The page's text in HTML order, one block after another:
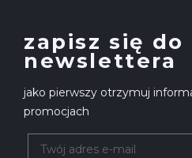
zapisz się do
newslettera
jako pierwszy otrzymuj
promocjach